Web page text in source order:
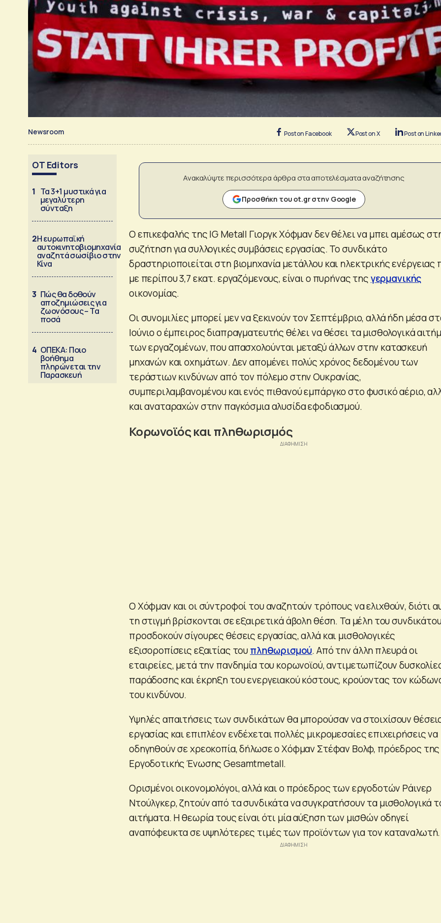
Newsroom Post on Facebook Post on X Post on
OT Editors
1 Τα 3+1 μυστικά για
μεγαλύτερη
σύνταξη
2Η ευρωπαϊκή
αυτοκινητοβιομηχανία
αναζητά σωσίβιο στην
Κίνα
3 Πώς θα δοθούν
αποζημιώσεις για
ζωονόσους – Τα
ποσά
4 ΟΠΕΚΑ: Ποιο
βοήθημα
πληρώνεται την
Παρασκευή
Ανακαλύψτε περισσότερα άρθρα στα αποτελέσματα αναζήτησης
Προσθήκη του ot.gr στην Google
Ο επικεφαλής της IG Metall Γιοργκ Χόφμαν δεν θέλει να μπει αμέσως
συζήτηση για συλλογικές συμβάσεις εργασίας. Το συνδικάτο
δραστηριοποιείται στη βιομηχανία μετάλλου και ηλεκτρικής ενέργειας
με περίπου 3,7 εκατ. εργαζόμενους, είναι ο πυρήνας τηςγερμανικής
οικονομίας.
Οι συνομιλίες μπορεί μεν να ξεκινούν τον Σεπτέμβριο, αλλά ήδη μέσα
Ιούνιο ο έμπειρος διαπραγματευτής θέλει να θέσει τα μισθολογικά
των εργαζομένων, που απασχολούνται μεταξύ άλλων στην κατασκευή
μηχανών και οχημάτων. Δεν απομένει πολύς χρόνος δεδομένου των
τεράστιων κινδύνων από τον πόλεμο στην Ουκρανίας,
συμπεριλαμβανομένου και ενός πιθανού εμπάργκο στο φυσικό αέριο,
και αναταραχών στην παγκόσμια αλυσίδα εφοδιασμού.
Κορωνοϊός και πληθωρισμός
Ο Χόφμαν και οι σύντροφοί του αναζητούν τρόπους να ελιχθούν, διότι
τη στιγμή βρίσκονται σε εξαιρετικά άβολη θέση. Τα μέλη του
προσδοκούν σίγουρες θέσεις εργασίας, αλλά και μισθολογικές
εξισοροπίσεις εξαιτίας τουπληθωρισμού. Από την άλλη πλευρά οι
εταιρείες, μετά την πανδημία του κορωνοϊού, αντιμετωπίζουν
παράδοσης και έκρηξη του ενεργειακού κόστους, κρούοντας τον
του κινδύνου.
Υψηλές απαιτήσεις των συνδικάτων θα μπορούσαν να στοιχίσουν
εργασίας και επιπλέον ενδέχεται πολλές μικρομεσαίες επιχειρήσεις να
οδηγηθούν σε χρεοκοπία, δήλωσε ο Χόφμαν Στέφαν Βολφ, πρόεδρος της
Εργοδοτικής Ένωσης Gesamtmetall.
Ορισμένοι οικονομολόγοι, αλλά και ο πρόεδρος των εργοδοτών Ράινερ
Ντούλγκερ, ζητούν από τα συνδικάτα να συγκρατήσουν τα μισθολογικά
αιτήματα. Η θεωρία τους είναι ότι μία αύξηση των μισθών οδηγεί
αναπόφευκτα σε υψηλότερες τιμές των προϊόντων για τον καταναλωτή.